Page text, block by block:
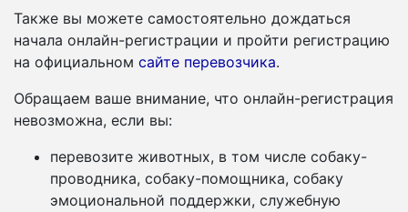
Также вы можете самостоятельно дождаться
начала онлайн-регистрации и пройти регистрацию
на официальном сайте перевозчика.
Обращаем ваше внимание, что онлайн-регистрация
невозможна, если вы:
перевозите животных, в том числе собаку-
проводника, собаку-помощника, собаку
эмоциональной поддержки, служебную